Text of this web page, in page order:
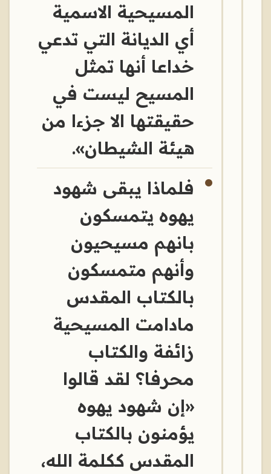
المسيحية الاسمية
أي الديانة التي تدعي
خداعا أنها تمثل
المسيح ليست في
حقيقتها الا جزءا من
هيئة الشيطان».
فلماذا يبقى شهود
يهوه يتمسكون
بانهم مسيحيون
وأنهم متمسكون
بالكتاب المقدس
مادامت المسيحية
زائفة والكتاب
محرفا؟ لقد قالوا
«إن شهود يهوه
يؤمنون بالكتاب
المقدس ككلمة الله،